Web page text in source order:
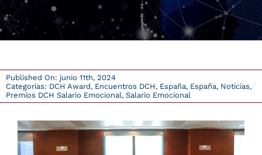
DCH Awards & Certifications
Contacto
Published On: junio 11th, 2024
Categorías: DCH Award, Encuentros DCH, España, España, Noticias,
Premios DCH Salario Emocional, Salario Emocional